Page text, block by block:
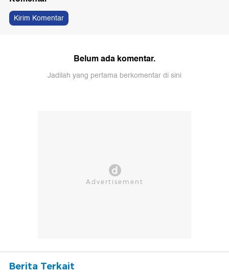
Kirim Komentar
Belum ada komentar.
Jadilah yang pertama berkomentar di sini
Berita Terkait